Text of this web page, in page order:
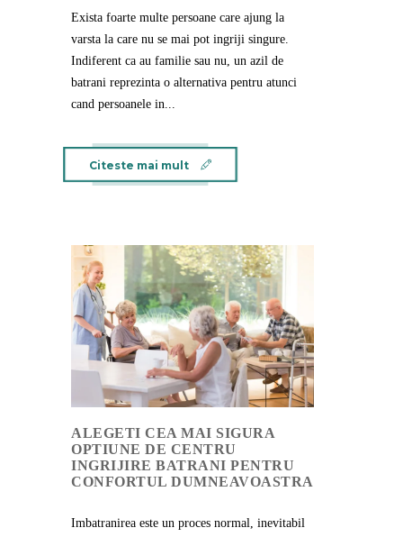
Exista foarte multe persoane care ajung la
varsta la care nu se mai pot ingriji singure.
Indiferent ca au familie sau nu, un azil de
batrani reprezinta o alternativa pentru atunci
cand persoanele in...
Citeste mai mult
ALEGETI CEA MAI SIGURA
OPTIUNE DE CENTRU
INGRIJIRE BATRANI PENTRU
CONFORTUL DUMNEAVOASTRA
Imbatranirea este un proces normal, inevitabil